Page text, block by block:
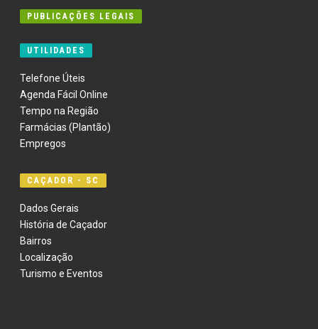
PUBLICAÇÕES LEGAIS
UTILIDADES
Telefone Úteis
Agenda Fácil Online
Tempo na Região
Farmácias (Plantão)
Empregos
CAÇADOR - SC
Dados Gerais
História de Caçador
Bairros
Localização
Turismo e Eventos